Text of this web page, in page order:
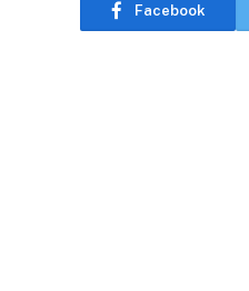
Facebook